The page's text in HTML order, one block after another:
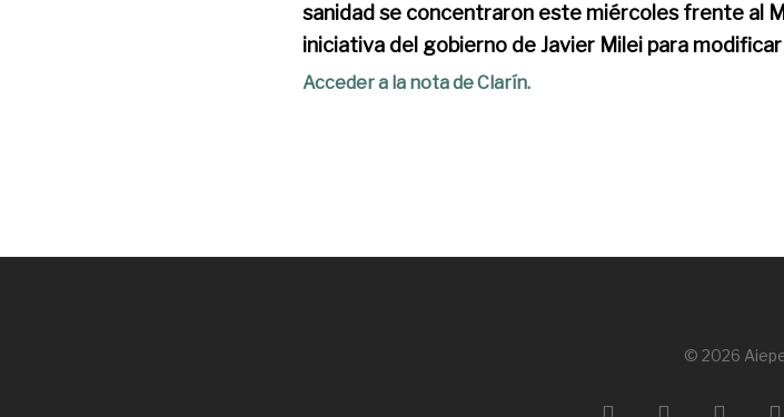
sanidad se concentraron este miércoles frente al
iniciativa del gobierno de Javier Milei para
Acceder a la nota de Clarín.
© 2026
x- facebooklinkedin